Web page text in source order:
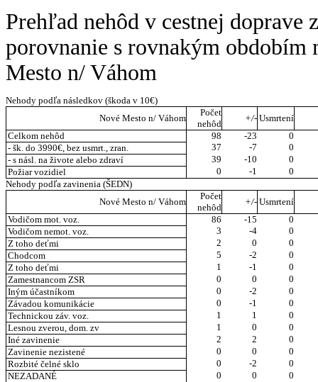
Prehľad nehôd v cestnej doprave
porovnanie s rovnakým
Mesto n/ Váhom
Nehody podľa následkov (škoda v 10€)
Nové Mesto n/ Váhom
Počet
nehôd
+/- Usmrtení
Celkom nehôd
98 -23
0
- šk. do 3990€, bez usmrt., zran.
37 -7
0
- s násl. na živote alebo zdraví
39 -10
0
Požiar vozidiel
0 -1
0
Nehody podľa zavinenia (ŠEDN)
Nové Mesto n/ Váhom
Počet
nehôd
+/- Usmrtení
Vodičom mot. voz.
86 -15
0
Vodičom nemot. voz.
3 -4
0
Z toho deťmi
2 0
0
Chodcom
5 -2
0
Z toho deťmi
1 -1
0
Zamestnancom ZSR
0 0
0
Iným účastníkom
0 -2
0
Závadou komunikácie
0 -1
0
Technickou záv. voz.
1 1
0
Lesnou zverou, dom. zv
1 0
0
Iné zavinenie
2 2
0
Zavinenie nezistené
0 0
0
Rozbité čelné sklo
0 -2
0
NEZADANÉ
0 0
0